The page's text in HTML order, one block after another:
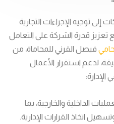
توجيه الإجراءات التجارية
تعزيز قدرة الشركة على التعامل
فيصل القرني للمحاماة، من
لدعم استقرار الأعمال
الإدارة:
الداخلية والخارجية، بما
اتخاذ القرارات الإدارية.